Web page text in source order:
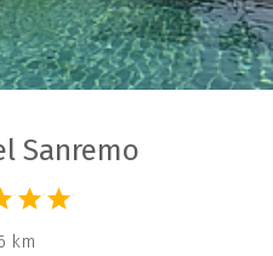
Sanremo
km